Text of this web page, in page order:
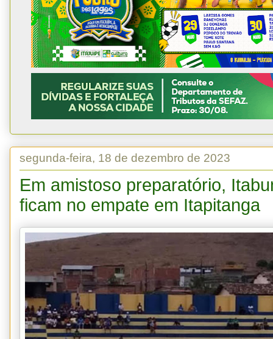
segunda-feira, 18 de dezembro de 2023
Em amistoso preparatório,
ficam no empate em Itapitanga